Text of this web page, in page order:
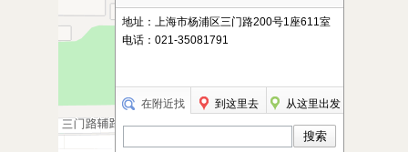
地址：上海市杨浦区三门路200号1座611室
电话：021-35081791
在附近找 到这里去 从这里出发